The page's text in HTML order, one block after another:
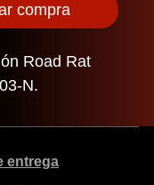
compra
Road Rat
N.
entrega